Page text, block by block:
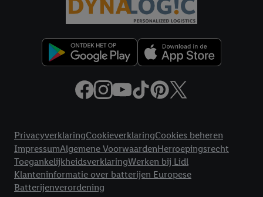
PrivacyverklaringCookieverklaringCookies beheren
ImpressumAlgemene VoorwaardenHerroepingsrecht
ToegankelijkheidsverklaringWerken bij Lidl
Klanteninformatie over batterijen Europese
Batterijenverordening